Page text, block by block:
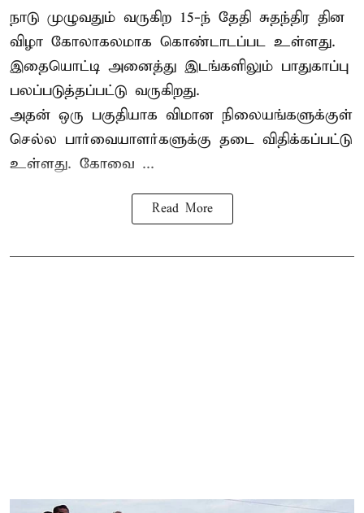
நாடு முழுவதும் வருகிற 15-ந் தேதி சுதந்திர தின
விழா கோலாகலமாக கொண்டாடப்பட உள்ளது.
இதையொட்டி அனைத்து இடங்களிலும் பாதுகாப்பு
பலப்படுத்தப்பட்டு வருகிறது.
அதன் ஒரு பகுதியாக விமான நிலையங்களுக்குள்
செல்ல பார்வையாளர்களுக்கு தடை விதிக்கப்பட்டு
உள்ளது. கோவை ...
Read More